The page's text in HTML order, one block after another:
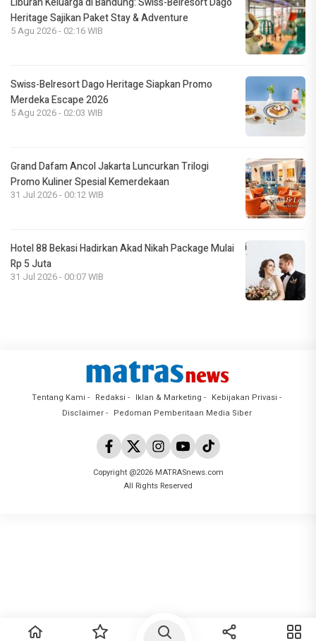
Heritage Sajikan Paket Stay & Adventure
5 Agu 2026 - 02:16 WIB
Swiss-Belresort Dago Heritage Siapkan Promo
Merdeka Escape 2026
5 Agu 2026 - 02:03 WIB
Grand Dafam Ancol Jakarta Luncurkan Trilogi
Promo Kuliner Spesial Kemerdekaan
31 Jul 2026 - 00:12 WIB
Hotel 88 Bekasi Hadirkan Akad Nikah Package Mulai
Rp 5 Juta
31 Jul 2026 - 00:07 WIB
Tentang Kami Redaksi Iklan & Marketing
Kebijakan Privasi
Disclaimer
Pedoman Pemberitaan Media Siber
Copyright @2026 MATRASnews.com
All Rights Reserved